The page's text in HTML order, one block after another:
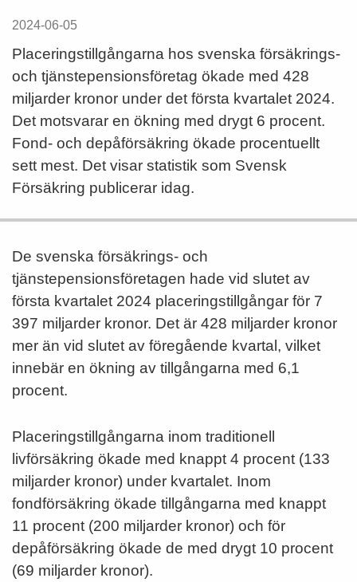
2024-06-05
Placeringstillgångarna hos svenska försäkrings-
och tjänstepensionsföretag ökade med 428
miljarder kronor under det första kvartalet 2024.
Det motsvarar en ökning med drygt 6 procent.
Fond- och depåförsäkring ökade procentuellt
sett mest. Det visar statistik som Svensk
Försäkring publicerar idag.
De svenska försäkrings- och
tjänstepensionsföretagen hade vid slutet av
första kvartalet 2024 placeringstillgångar för 7
397 miljarder kronor. Det är 428 miljarder kronor
mer än vid slutet av föregående kvartal, vilket
innebär en ökning av tillgångarna med 6,1
procent.
Placeringstillgångarna inom traditionell
livförsäkring ökade med knappt 4 procent (133
miljarder kronor) under kvartalet. Inom
fondförsäkring ökade tillgångarna med knappt
11 procent (200 miljarder kronor) och för
depåförsäkring ökade de med drygt 10 procent
(69 miljarder kronor).